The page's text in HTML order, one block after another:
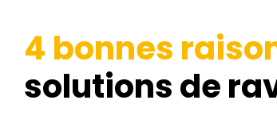
4 bonnes
solutions de